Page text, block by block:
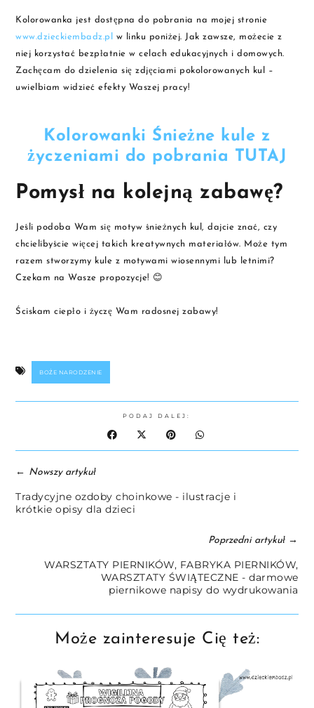
Kolorowanka jest dostępna do pobrania na mojej stronie
www.dzieckiembadz.pl
w linku poniżej. Jak zawsze, możecie z
niej korzystać bezpłatnie w celach edukacyjnych i domowych.
Zachęcam do dzielenia się zdjęciami pokolorowanych kul –
uwielbiam widzieć efekty Waszej pracy!
Kolorowanki Śnieżne kule z
życzeniami do pobrania TUTAJ
Pomysł na kolejną zabawę?
Jeśli podoba Wam się motyw śnieżnych kul, dajcie znać, czy
chcielibyście więcej takich kreatywnych materiałów. Może tym
razem stworzymy kule z motywami wiosennymi lub letnimi?
Czekam na Wasze propozycje! 😊
Ściskam ciepło i życzę Wam radosnej zabawy!
BOŻE NARODZENIE
PODAJ DALEJ:
← Nowszy artykuł
Tradycyjne ozdoby choinkowe - ilustracje i
krótkie opisy dla dzieci
Poprzedni artykuł→
WARSZTATY PIERNIKÓW, FABRYKA PIERNIKÓW,
WARSZTATY ŚWIĄTECZNE - darmowe
piernikowe napisy do wydrukowania
Może zainteresuje Cię też: